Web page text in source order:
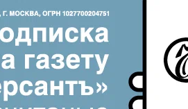
Реклама в «Ъ»